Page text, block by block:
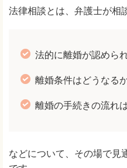
法律相談とは、弁護士が相
法的に離婚が認めら
離婚条件はどうなる
離婚の手続きの流れ
などについて、その場で見